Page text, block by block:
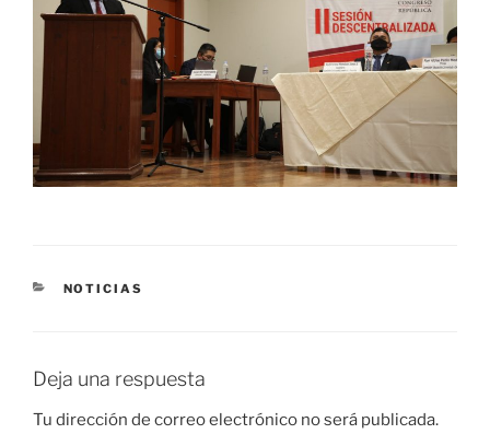
CATEGORÍAS
NOTICIAS
Deja una respuesta
Tu dirección de correo electrónico no será publicada.